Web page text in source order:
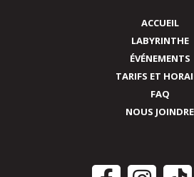
ACCUEIL
LABYRINTHE
ÉVÉNEMENTS
TARIFS ET
FAQ
NOUS JOINDRE